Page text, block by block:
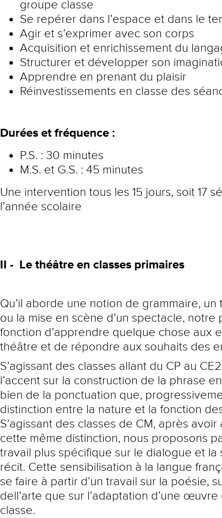
groupe classe
Se repérer dans l’espace et dans le
Agir et s’exprimer avec son corps
Acquisition et enrichissement du
Structurer et développer son
Apprendre en prenant du plaisir
Réinvestissements en classe des
Durées et fréquence :
P.S. : 30 minutes
M.S. et G.S. : 45 minutes
Une intervention tous les 15 jours, soit 17
l’année scolaire
II - Le théâtre en classes primaires
Qu’il aborde une notion de grammaire,
ou la mise en scène d’un spectacle, notre
fonction d’apprendre quelque chose aux
théâtre et de répondre aux souhaits des
S’agissant des classes allant du CP au
l’accent sur la construction de la phrase
bien de la ponctuation que,
distinction entre la nature et la fonction
S’agissant des classes de CM, après
cette même distinction, nous proposons
travail plus spécifique sur le dialogue et la
récit. Cette sensibilisation à la langue
se faire à partir d’un travail sur la poésie,
dell’arte que sur l’adaptation d’une
classe.